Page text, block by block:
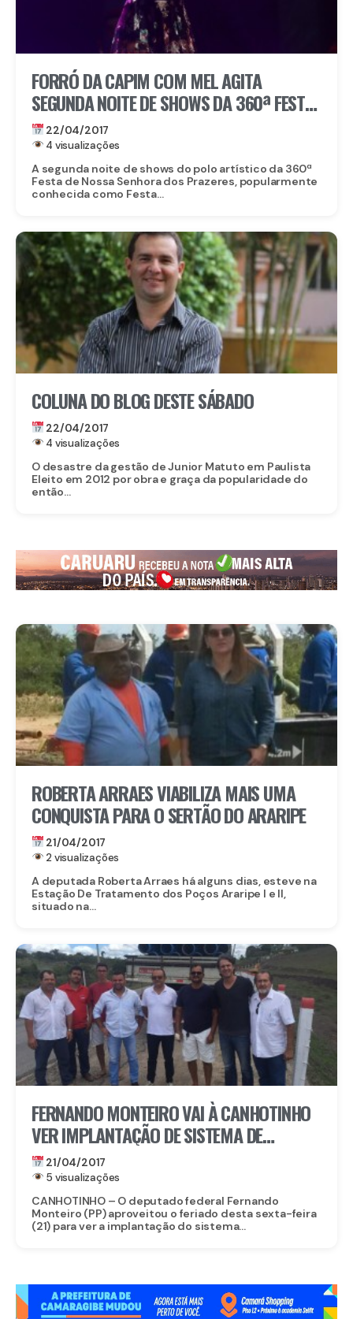
FORRÓ DA CAPIM COM MEL AGITA
SEGUNDA NOITE DE SHOWS DA 360ª FESTA
DA PITOMBA
22/04/2017
4 visualizações
A segunda noite de shows do polo artístico da 360ª
Festa de Nossa Senhora dos Prazeres, popularmente
conhecida como Festa...
COLUNA DO BLOG DESTE SÁBADO
22/04/2017
4 visualizações
O desastre da gestão de Junior Matuto em Paulista
Eleito em 2012 por obra e graça da popularidade do
então...
ROBERTA ARRAES VIABILIZA MAIS UMA
CONQUISTA PARA O SERTÃO DO ARARIPE
21/04/2017
2 visualizações
A deputada Roberta Arraes há alguns dias, esteve na
Estação De Tratamento dos Poços Araripe I e II,
situado na...
FERNANDO MONTEIRO VAI À CANHOTINHO
VER IMPLANTAÇÃO DE SISTEMA DE
ABASTECIMENTO
21/04/2017
5 visualizações
CANHOTINHO – O deputado federal Fernando
Monteiro (PP) aproveitou o feriado desta sexta-feira
(21) para ver a implantação do sistema...